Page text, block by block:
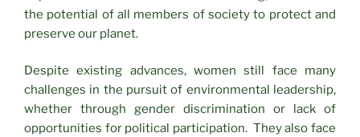
the potential of all members of society to protect and
preserve our planet.
Despite existing advances, women still face many
challenges in the pursuit of environmental leadership,
whether through gender discrimination or lack of
opportunities for political participation. They also face